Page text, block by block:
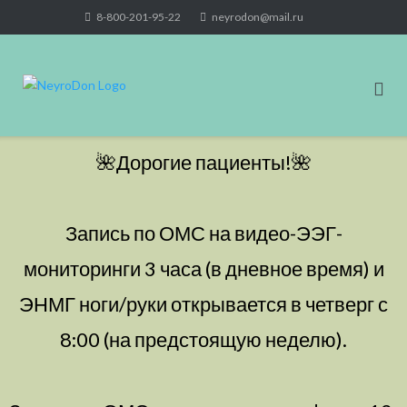
to
8-800-201-95-22 neyrodon@mail.ru
🌺Дорогие пациенты!🌺
Запись по ОМС на видео-ЭЭГ-
мониторинги 3 часа (в дневное время) и
ЭНМГ ноги/руки открывается в четверг с
8:00 (на предстоящую неделю).